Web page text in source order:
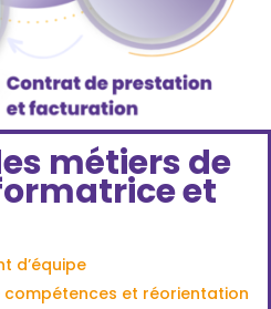
métiers de
et
d’équipe
compétences et réorientation